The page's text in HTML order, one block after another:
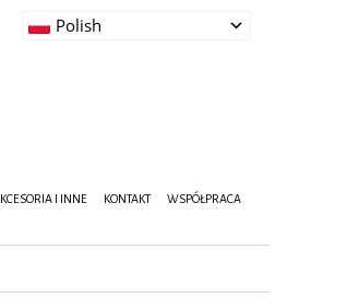
Polish
I INNE KONTAKT WSPÓŁPRACA